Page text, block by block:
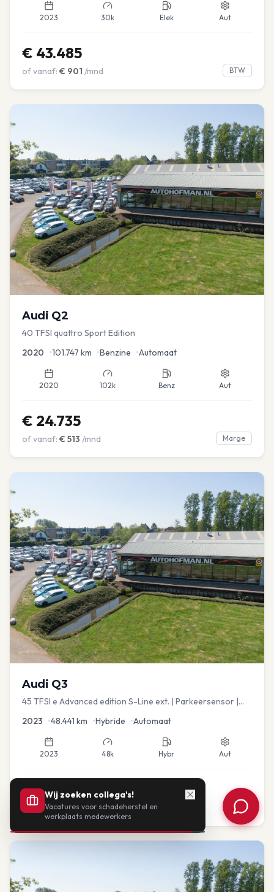
2023 30k Elek Aut
€ 43.485
of vanaf: € 901 /mnd BTW
Audi Q2
40 TFSI quattro Sport Edition
2020 •101.747 km •Benzine •Automaat
2020 102k Benz Aut
€ 24.735
of vanaf: € 513 /mnd Marge
Audi Q3
45 TFSI e Advanced edition S-Line ext. | Parkeersensor |
2023 •48.441 km •Hybride •Automaat
2023 48k Hybr Aut
€33.435
of vanaf: €693/mnd BTW
Wij zoeken collega's!
Vacatures voor schadeherstel en
werkplaats medewerkers